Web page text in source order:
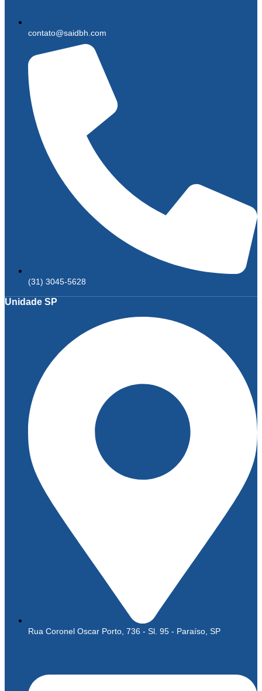
contato@saidbh.com
(31) 3045-5628
Unidade SP
Rua Coronel Oscar Porto, 736 - Sl. 95 - Paraíso, SP